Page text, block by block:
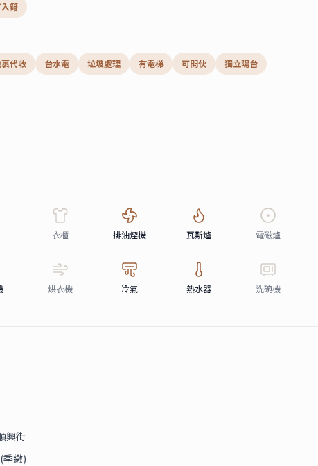
籍
裹代收 台水電 垃圾處理 有電梯 可開伙 獨立陽台
衣櫃 排油煙機 瓦斯爐 電磁爐
烘衣機 冷氣 熱水器 洗碗機
興街
季繳)